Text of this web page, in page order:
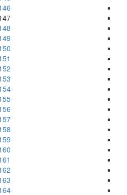
146
147
148
149
150
151
152
153
154
155
156
157
158
159
160
161
162
163
164